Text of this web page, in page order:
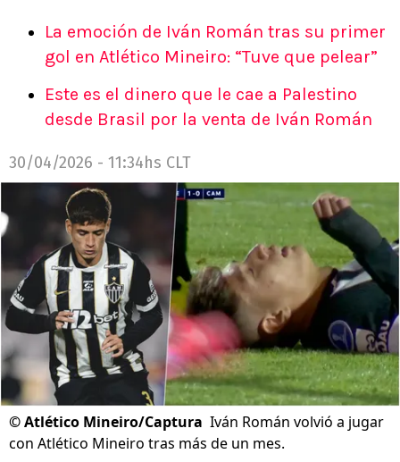
La emoción de Iván Román tras su primer
gol en Atlético Mineiro: “Tuve que pelear”
Este es el dinero que le cae a Palestino
desde Brasil por la venta de Iván Román
30/04/2026 - 11:34hs CLT
©Atlético Mineiro/Captura Iván Román volvió a jugar
con Atlético Mineiro tras más de un mes.